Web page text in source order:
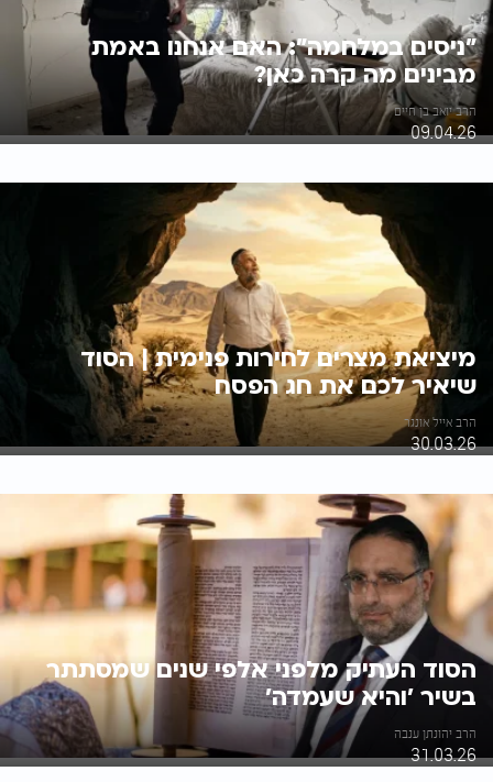
"ניסים במלחמה": האם אנחנו באמת
מבינים מה קרה כאן?
הרב יואב בן חיים
09.04.26
מיציאת מצרים לחירות פנימית | הסוד
שיאיר לכם את חג הפסח
הרב אייל אונגר
30.03.26
הסוד העתיק מלפני אלפי שנים שמסתתר
בשיר 'והיא שעמדה'
הרב יהונתן ענבה
31.03.26